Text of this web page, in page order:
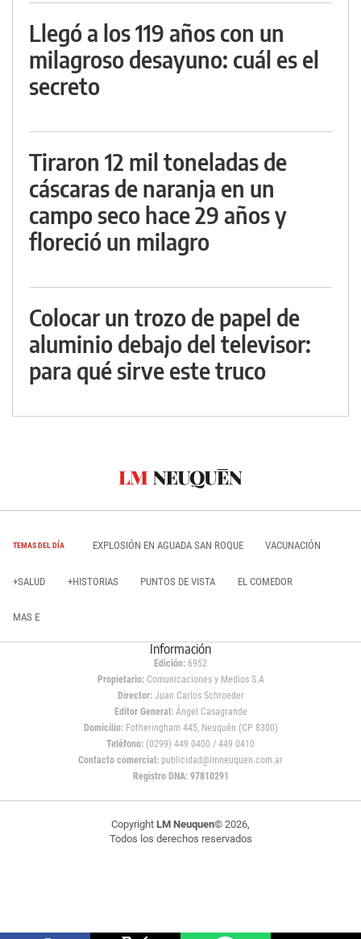
Llegó a los 119 años con un
milagroso desayuno: cuál es el
secreto
Tiraron 12 mil toneladas de
cáscaras de naranja en un
campo seco hace 29 años y
floreció un milagro
Colocar un trozo de papel de
aluminio debajo del televisor:
para qué sirve este truco
TEMAS DEL DÍA EXPLOSIÓN EN AGUADA SAN ROQUE VACUNACIÓN
+SALUD +HISTORIAS PUNTOS DE VISTA EL COMEDOR
MAS E
Información
Edición: 6952
Propietario:Comunicaciones y Medios S.A
Director: Juan Carlos Schroeder
Editor General:Ángel Casagrande
Domicilio:Fotheringham 445, Neuquén (CP 8300)
Teléfono: (0299) 449 0400 / 449 0410
Contacto comercial: publicidad@lmneuquen.com.ar
Registro DNA: 97810291
Copyright LM Neuquen© 2026,
Todos los derechos reservados